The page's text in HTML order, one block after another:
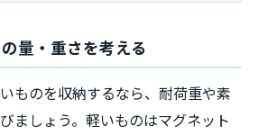
量・重さを考える
ものを収納するなら、耐荷重や素
ましょう。軽いものはマグネット